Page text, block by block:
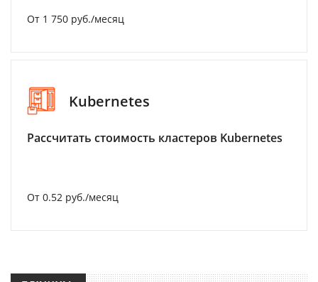
От 1 750 руб./месяц
Kubernetes
Рассчитать стоимость кластеров Kubernetes
От 0.52 руб./месяц